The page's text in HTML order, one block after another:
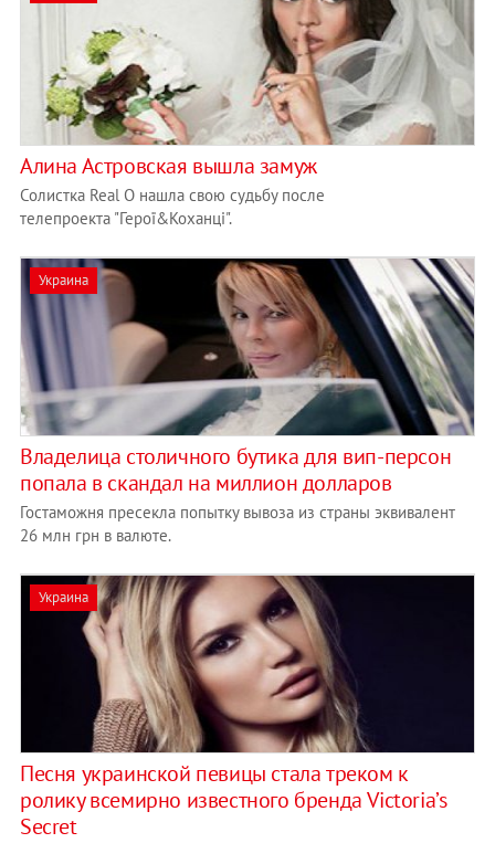
Алина Астровская вышла замуж
Солистка Real O нашла свою судьбу после
телепроекта "Герої&Коханці".
Украина
Владелица столичного бутика для вип-персон
попала в скандал на миллион долларов
Гостаможня пресекла попытку вывоза из страны эквивалент
26 млн грн в валюте.
Украина
Песня украинской певицы стала треком к
ролику всемирно известного бренда Victoria’s
Secret